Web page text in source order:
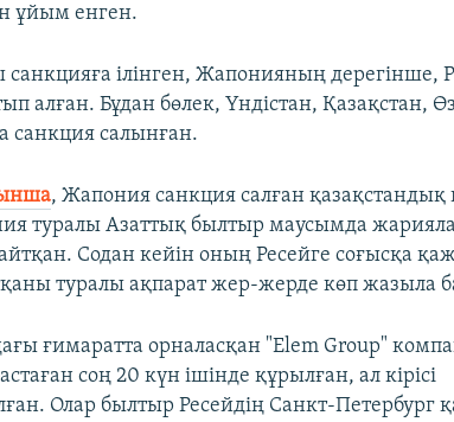
ұйым енген.
ілінген, Жапонияның дерегінше,
алған. Бұдан бөлек, Үндістан, Қазақстан,
санкция салынған.
, Жапония санкция салған
туралы Азаттық былтыр маусымда
Содан кейін оның Ресейге соғысқа
туралы ақпарат жер-жерде көп жазыла
ғимаратта орналасқан "Elem Group"
соң 20 күн ішінде құрылған, ал кірісі
Олар былтыр Ресейдің Санкт-Петербург